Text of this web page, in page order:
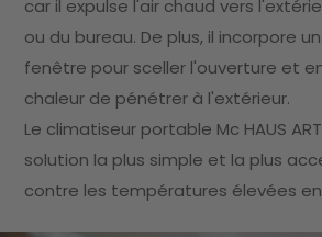
car il expulse l'air chaud vers
ou du bureau. De plus, il incorpore
fenêtre pour sceller l'ouverture et
chaleur de pénétrer à l'extérieur.
Le climatiseur portable Mc HAUS
solution la plus simple et la plus
contre les températures élevées